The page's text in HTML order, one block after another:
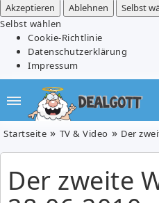
Akzeptieren
Ablehnen Selbst
Selbst wählen
Cookie-Richtlinie
Datenschutzerklärung
Impressum
Startseite TV & Video Der
Der zweite